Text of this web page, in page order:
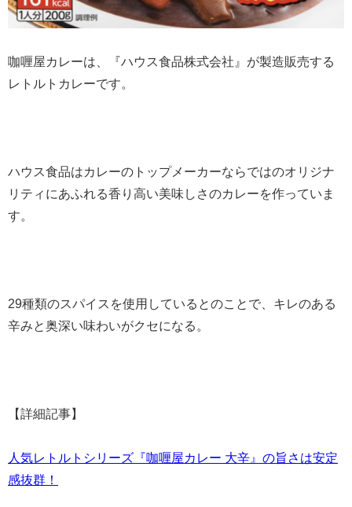
咖喱屋カレーは、『ハウス食品株式会社』が製造販売する
レトルトカレーです。
ハウス食品はカレーのトップメーカーならではのオリジナ
リティにあふれる香り高い美味しさのカレーを作っていま
す。
29種類のスパイスを使用しているとのことで、キレのある
辛みと奥深い味わいがクセになる。
【詳細記事】
人気レトルトシリーズ『咖喱屋カレー 大辛』の旨さは安定
感抜群！